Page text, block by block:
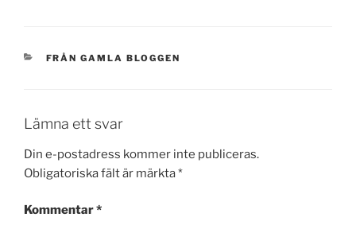
KATEGORIER
FRÅN GAMLA BLOGGEN
Lämna ett svar
Din e-postadress kommer inte publiceras.
Obligatoriska fält är märkta*
Kommentar*